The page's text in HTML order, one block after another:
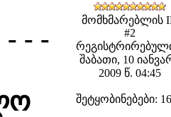
- - -
მომხმარებლის
#2
შაბათი, 10
2009 წ. 04:45
შეტყობინებები: